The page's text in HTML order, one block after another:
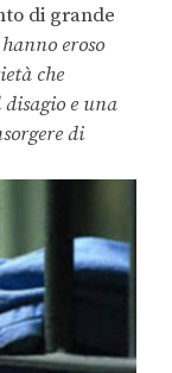
di grande
eroso
che
e una
di